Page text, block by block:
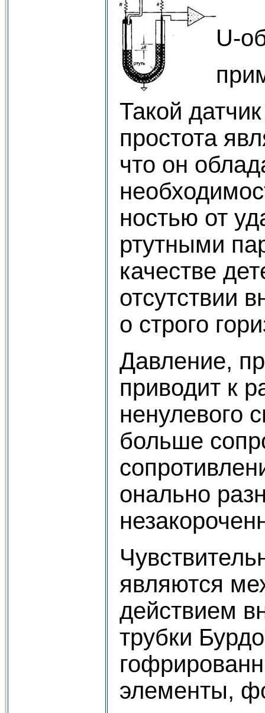
U-
Такой
просто­та
что он
ностью от
ртутны­ми
качестве
отсутствии
о строго
Давление,
приводит к
нену­левого
больше
онально
являются
действием
трубки
элементы,